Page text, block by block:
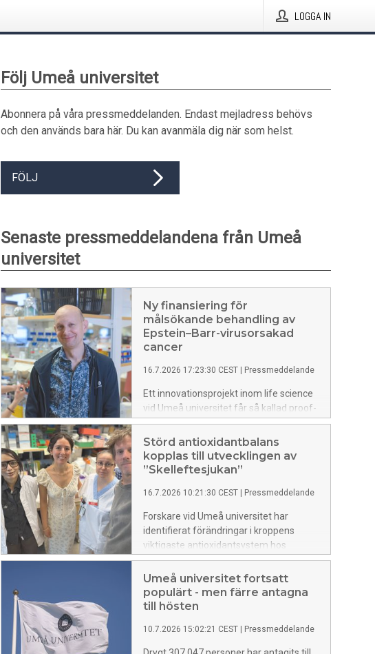
LOGGA IN
Följ Umeå universitet
Abonnera på våra pressmeddelanden. Endast mejladress behövs
och den används bara här. Du kan avanmäla dig när som helst.
FÖLJ
Senaste pressmeddelandena från Umeå
universitet
Ny finansiering för
målsökande behandling av
Epstein–Barr-virusorsakad
cancer
16.7.2026 17:23:30 CEST Pressmeddelande
Ett innovationsprojekt inom life science
vid Umeå universitet får så kallad proof-
of-concept-finansiering från Knut och
Alice Wallenbergs Stiftelse och
SciLifeLab. Målet är att utveckla och
validera en molekyl som selektivt kan
i cancerceller, vilket på sikt kan bana väg
för nya behandlingar av EBV-driven
Störd antioxidantbalans
kopplas till utvecklingen av
”Skelleftesjukan”
16.7.2026 10:21:30 CEST Pressmeddelande
Forskare vid Umeå universitet har
identifierat förändringar i kroppens
viktigaste antioxidantsystem hos
patienter med ärftlig
transthyretinamyloidos. Resultaten
stärker teorin att oxidativ stress och
inflammation bidrar till att sjukdomen
biomarkörer som kan hjälpa till att
identifiera personer med ökad risk att
Umeå universitet fortsatt
populärt - men färre antagna
till hösten
10.7.2026 15:02:21 CEST Pressmeddelande